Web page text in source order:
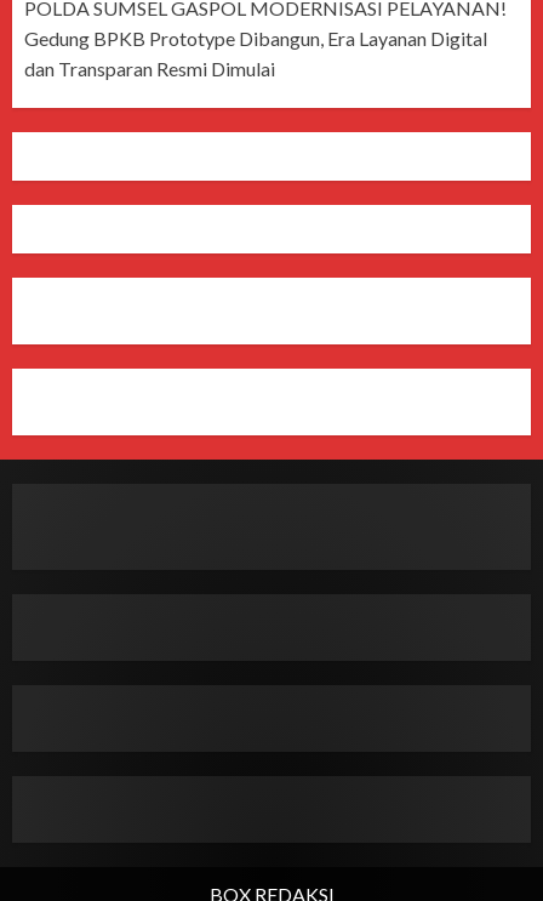
POLDA SUMSEL GASPOL MODERNISASI PELAYANAN!
Gedung BPKB Prototype Dibangun, Era Layanan Digital
dan Transparan Resmi Dimulai
BOX REDAKSI